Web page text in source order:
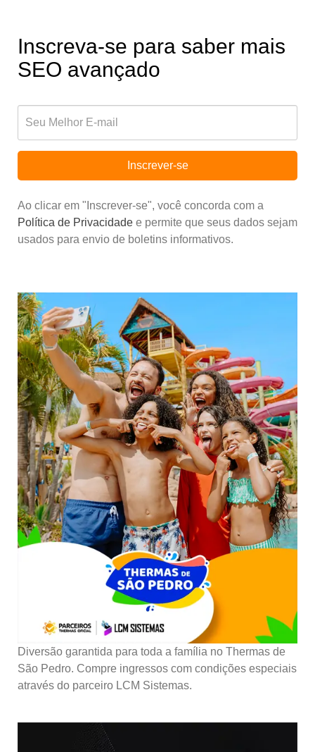
Inscreva-se para saber mais
SEO avançado
Inscrever-se
Ao clicar em "Inscrever-se", você concorda com a
Política de Privacidade e permite que seus dados sejam
usados para envio de boletins informativos.
Diversão garantida para toda a família no Thermas de
São Pedro. Compre ingressos com condições especiais
através do parceiro LCM Sistemas.